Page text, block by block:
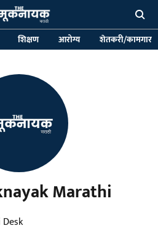
शिक्षण आरोग्य शेतकरी/कामगार
Marathi